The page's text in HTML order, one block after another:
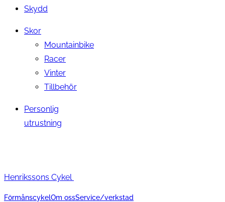
Skydd
Skor
Mountainbike
Racer
Vinter
Tillbehör
Personlig
utrustning
Henrikssons Cykel
FörmånscykelOm ossService/verkstad